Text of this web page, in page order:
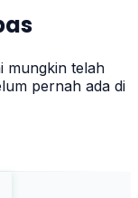
mungkin telah
pernah ada di